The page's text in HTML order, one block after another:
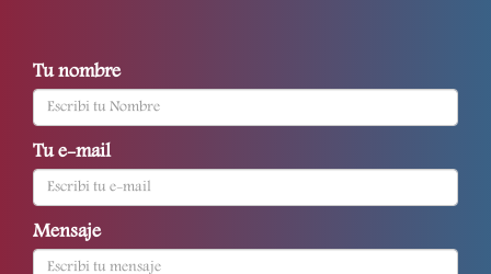
Tu nombre
Tu e-mail
Mensaje